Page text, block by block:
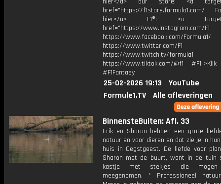
href="https://f1store.formula1.com/
hier</a> F1®: <a
href="https://www.instagram.com/F1
https://www.facebook.com/Formula1/
https://www.twitter.com/F1
https://www.twitch.tv/formula1
https://www.tiktok.com/@f1
#F1Fantasy
25-02-2026 19:13
YouTube
Formule1.TV
Alle afleveringen
BinnensteBuiten: Afl. 33
Erik en Sharon hebben een grote
natuur en voor dieren en dat zie je in
huis in Oegstgeest. De liefde voor
Sharon met de buurt, want in de tuin
kastje met stekjes die mogen
meegenomen. * Professioneel